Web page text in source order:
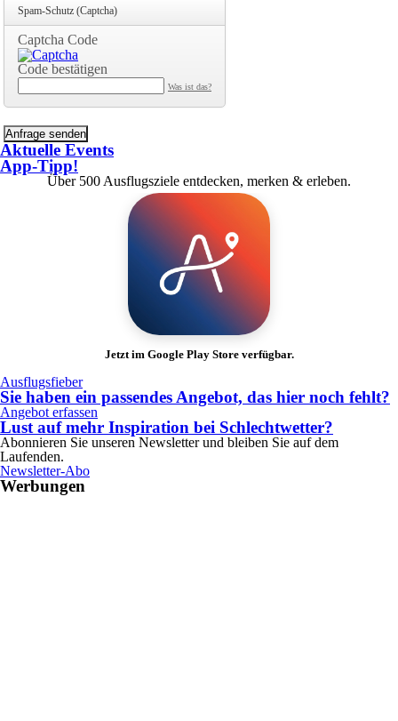
Spam-Schutz (Captcha)
Captcha Code
Code bestätigen
Was ist das?
Aktuelle Events
App-Tipp!
Über 500 Ausflugsziele entdecken, merken & erleben.
Jetzt im Google Play Store verfügbar.
Ausflugsfieber
Sie haben ein passendes Angebot, das hier noch fehlt?
Angebot erfassen
Lust auf mehr Inspiration bei Schlechtwetter?
Abonnieren Sie unseren Newsletter und bleiben Sie auf dem
Laufenden.
Newsletter-Abo
Werbungen